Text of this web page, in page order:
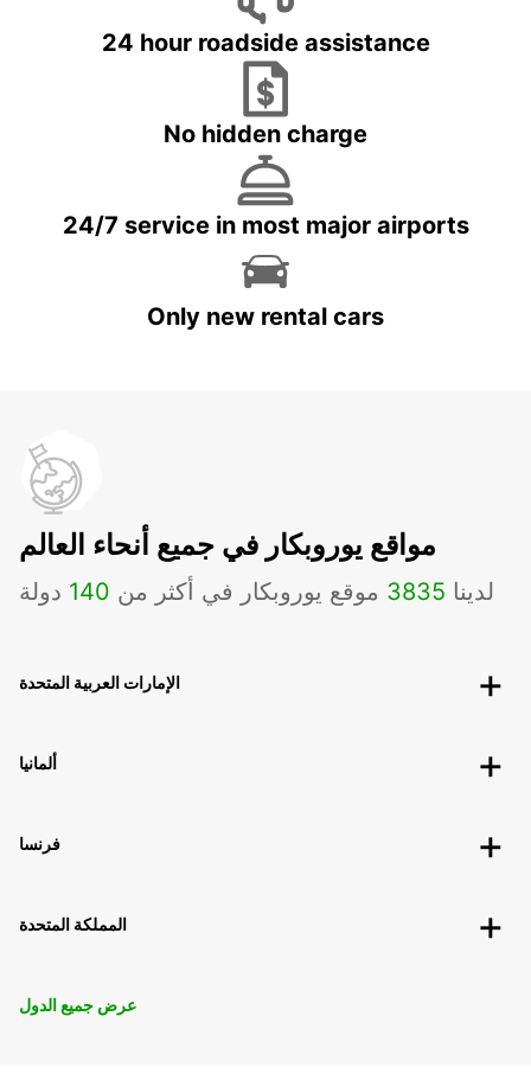
24 hour roadside assistance
No hidden charge
24/7 service in most major airports
Only new rental cars
مواقع يوروبكار في جميع أنحاء العالم
لدينا 3835 موقع يوروبكار في أكثر من 140 دولة
الإمارات العربية المتحدة
ألمانيا
فرنسا
المملكة المتحدة
عرض جميع الدول